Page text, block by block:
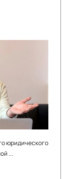
юридического
...